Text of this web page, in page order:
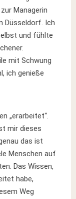
Managerin
Düsseldorf. Ich
und fühlte
mit Schwung
ich genieße
„erarbeitet“.
mir dieses
das ist
Menschen auf
Das Wissen,
habe,
Weg